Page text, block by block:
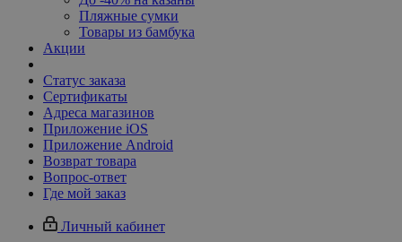
Пляжные сумки
Товары из бамбука
Акции
Статус заказа
Сертификаты
Адреса магазинов
Приложение iOS
Приложение Android
Возврат товара
Вопрос-ответ
Где мой заказ
Личный кабинет